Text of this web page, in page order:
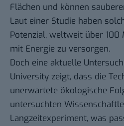
Flächen und können
Laut einer Studie haben
Potenzial, weltweit über 100
mit Energie zu versorgen.
Doch eine aktuelle
University zeigt, dass die
unerwartete ökologische
untersuchten
Langzeitexperiment, was